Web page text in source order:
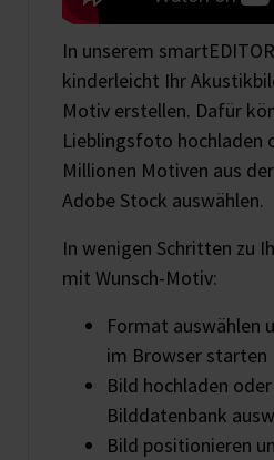
In unserem
kinderleicht Ihr
Motiv erstellen. Dafür
Lieblingsfoto hochladen
Millionen Motiven aus
Adobe Stock auswählen.
In wenigen Schritten zu
mit Wunsch-Motiv:
Format auswählen
im Browser starten
Bild hochladen
Bilddatenbank
Bild positionieren